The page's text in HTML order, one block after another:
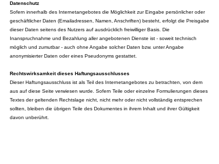
Datenschutz
Sofern innerhalb des Internetangebotes die Möglichkeit zur Eingabe persönlicher oder
geschäftlicher Daten (Emailadressen, Namen, Anschriften) besteht, erfolgt die Preisgabe
dieser Daten seitens des Nutzers auf ausdrücklich freiwilliger Basis. Die
Inanspruchnahme und Bezahlung aller angebotenen Dienste ist - soweit technisch
möglich und zumutbar - auch ohne Angabe solcher Daten bzw. unter Angabe
anonymisierter Daten oder eines Pseudonyms gestattet.
Rechtswirksamkeit dieses Haftungsausschlusses
Dieser Haftungsausschluss ist als Teil des Internetangebotes zu betrachten, von dem
aus auf diese Seite verwiesen wurde. Sofern Teile oder einzelne Formulierungen dieses
Textes der geltenden Rechtslage nicht, nicht mehr oder nicht vollständig entsprechen
sollten, bleiben die übrigen Teile des Dokumentes in ihrem Inhalt und ihrer Gültigkeit
davon unberührt.